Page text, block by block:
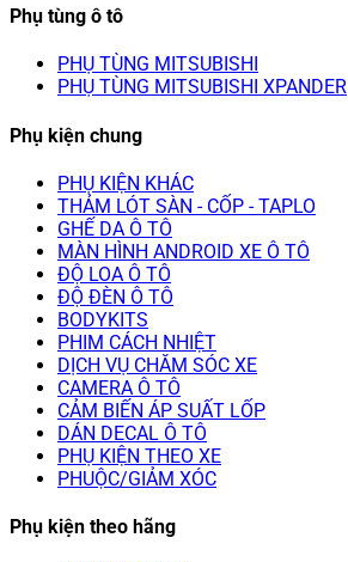
Phụ tùng ô tô
PHỤ TÙNG MITSUBISHI
PHỤ TÙNG MITSUBISHI XPANDER
Phụ kiện chung
PHỤ KIỆN KHÁC
THẢM LÓT SÀN - CỐP - TAPLO
GHẾ DA Ô TÔ
MÀN HÌNH ANDROID XE Ô TÔ
ĐỘ LOA Ô TÔ
ĐỘ ĐÈN Ô TÔ
BODYKITS
PHIM CÁCH NHIỆT
DỊCH VỤ CHĂM SÓC XE
CAMERA Ô TÔ
CẢM BIẾN ÁP SUẤT LỐP
DÁN DECAL Ô TÔ
PHỤ KIỆN THEO XE
PHUỘC/GIẢM XÓC
Phụ kiện theo hãng